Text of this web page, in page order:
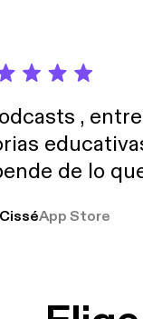
,
de lo
estoy muchas
App Store